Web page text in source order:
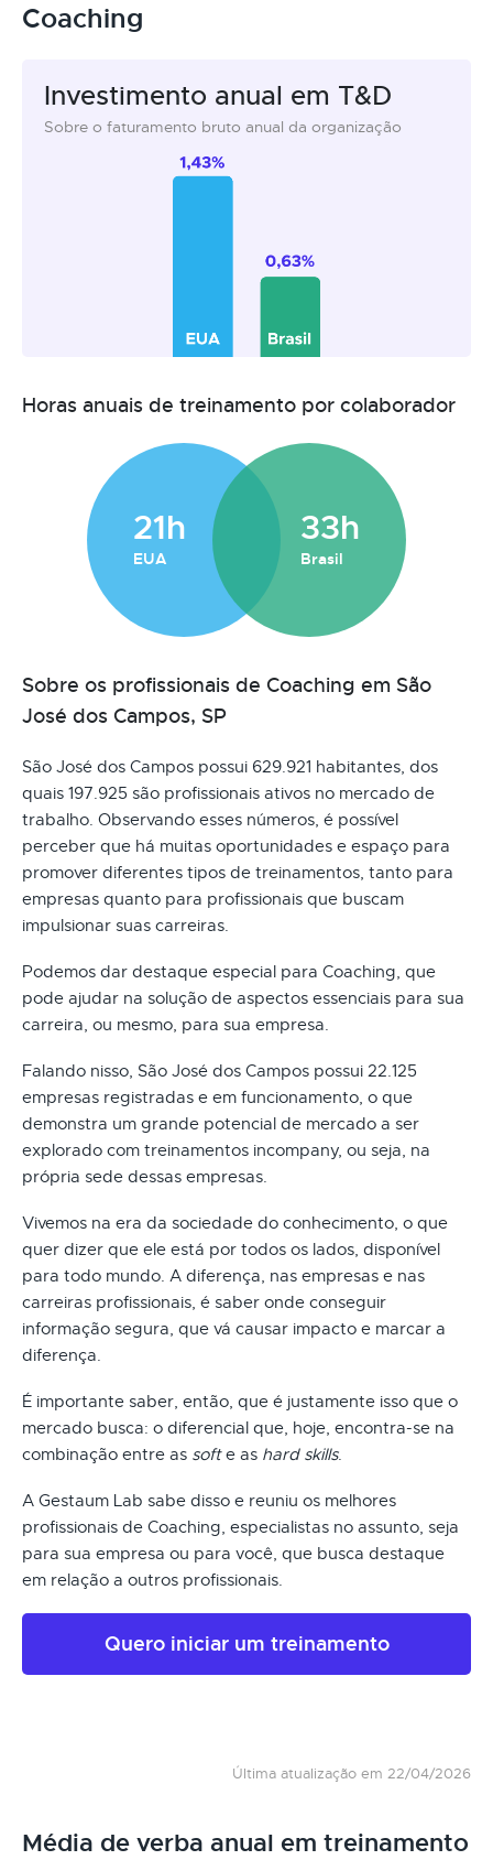
Coaching
Investimento anual em T&D
Sobre o faturamento bruto anual da organização
Horas anuais de treinamento por colaborador
21h
EUA
33h
Brasil
Sobre os profissionais de Coaching em São
José dos Campos, SP
São José dos Campos possui 629.921 habitantes, dos
quais 197.925 são profissionais ativos no mercado de
trabalho. Observando esses números, é possível
perceber que há muitas oportunidades e espaço para
promover diferentes tipos de treinamentos, tanto para
empresas quanto para profissionais que buscam
impulsionar suas carreiras.
Podemos dar destaque especial para Coaching, que
pode ajudar na solução de aspectos essenciais para sua
carreira, ou mesmo, para sua empresa.
Falando nisso, São José dos Campos possui 22.125
empresas registradas e em funcionamento, o que
demonstra um grande potencial de mercado a ser
explorado com treinamentos incompany, ou seja, na
própria sede dessas empresas.
Vivemos na era da sociedade do conhecimento, o que
quer dizer que ele está por todos os lados, disponível
para todo mundo. A diferença, nas empresas e nas
carreiras profissionais, é saber onde conseguir
informação segura, que vá causar impacto e marcar a
diferença.
É importante saber, então, que é justamente isso que o
mercado busca: o diferencial que, hoje, encontra-se na
combinação entre as softe as hard skills.
A Gestaum Lab sabe disso e reuniu os melhores
profissionais de Coaching, especialistas no assunto, seja
para sua empresa ou para você, que busca destaque
em relação a outros profissionais.
Quero iniciar um treinamento
Última atualização em 22/04/2026
Média de verba anual em treinamento